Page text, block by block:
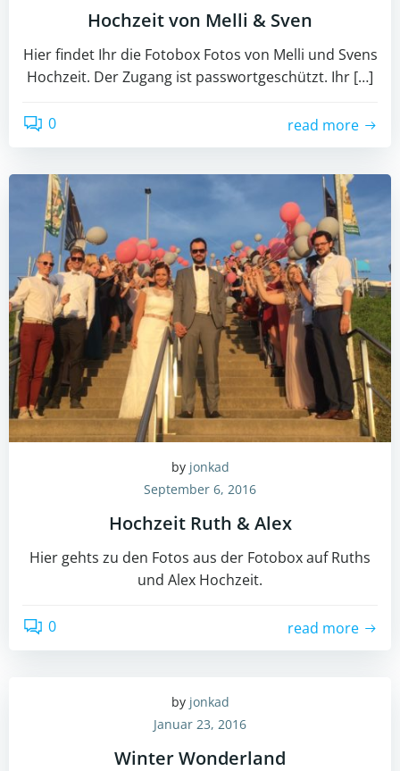
Hochzeit von Melli & Sven
Hier findet Ihr die Fotobox Fotos von Melli und Svens
Hochzeit. Der Zugang ist passwortgeschützt. Ihr […]
0 read more
by jonkad
September 6, 2016
Hochzeit Ruth & Alex
Hier gehts zu den Fotos aus der Fotobox auf Ruths
und Alex Hochzeit.
0 read more
by jonkad
Januar 23, 2016
Winter Wonderland